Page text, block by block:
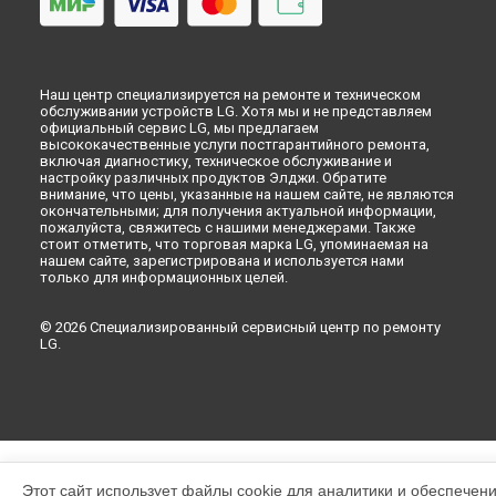
Наш центр специализируется на ремонте и техническом
обслуживании устройств LG. Хотя мы и не представляем
официальный сервис LG, мы предлагаем
высококачественные услуги постгарантийного ремонта,
включая диагностику, техническое обслуживание и
настройку различных продуктов Элджи. Обратите
внимание, что цены, указанные на нашем сайте, не являются
окончательными; для получения актуальной информации,
пожалуйста, свяжитесь с нашими менеджерами. Также
стоит отметить, что торговая марка LG, упоминаемая на
нашем сайте, зарегистрирована и используется нами
только для информационных целей.
© 2026 Специализированный сервисный центр по ремонту
LG.
Этот сайт использует файлы cookie для аналитики и